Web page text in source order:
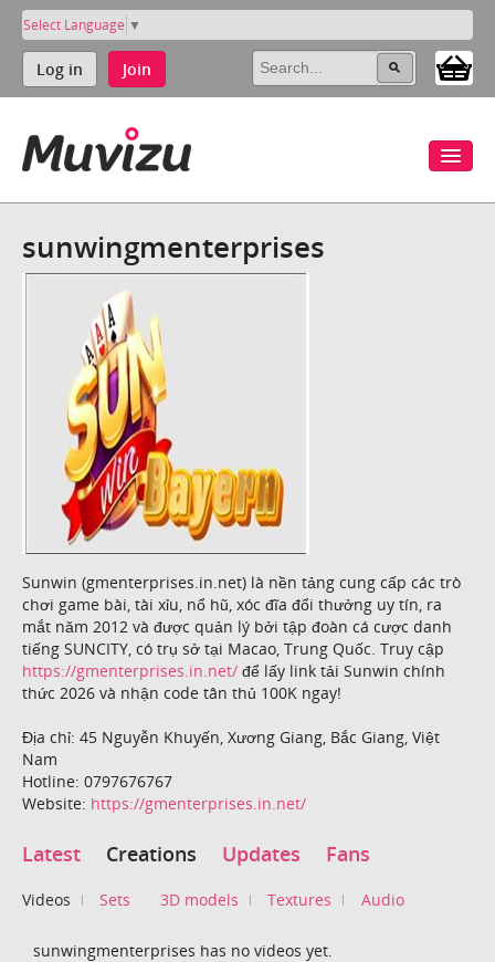
Select Language ▼
Log in Join
sunwingmenterprises
Sunwin (gmenterprises.in.net) là nền tảng cung cấp các trò
chơi game bài, tài xỉu, nổ hũ, xóc đĩa đổi thưởng uy tín, ra
mắt năm 2012 và được quản lý bởi tập đoàn cá cược danh
tiếng SUNCITY, có trụ sở tại Macao, Trung Quốc. Truy cập
https://gmenterprises.in.net/ để lấy link tải Sunwin chính
thức 2026 và nhận code tân thủ 100K ngay!
Địa chỉ: 45 Nguyễn Khuyến, Xương Giang, Bắc Giang, Việt
Nam
Hotline: 0797676767
Website: https://gmenterprises.in.net/
Latest Creations Updates Fans
Videos Sets 3D models Textures Audio
sunwingmenterprises has no videos yet.